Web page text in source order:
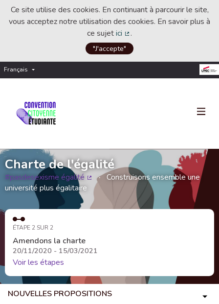
Ce site utilise des cookies. En continuant à parcourir le site,
vous acceptez notre utilisation des cookies. En savoir plus à
ce sujetici
(Lien externe)
.
"J'accepte"
Français Choisir la langue
Charte de l'égalité
#pasdesexisme égalité
(Lien externe)
Construisons ensemble une
université plus égalitaire
ÉTAPE 2 SUR 2
Amendons la charte
20/11/2020 - 15/03/2021
Voir les étapes
NOUVELLES PROPOSITIONS